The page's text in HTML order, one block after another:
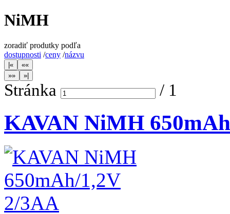
NiMH
zoradiť produtky podľa
dostupnosti /ceny /názvu
Stránka / 1
KAVAN NiMH